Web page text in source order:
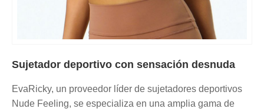
Sujetador deportivo con sensación desnuda
EvaRicky, un proveedor líder de sujetadores deportivos
Nude Feeling, se especializa en una amplia gama de